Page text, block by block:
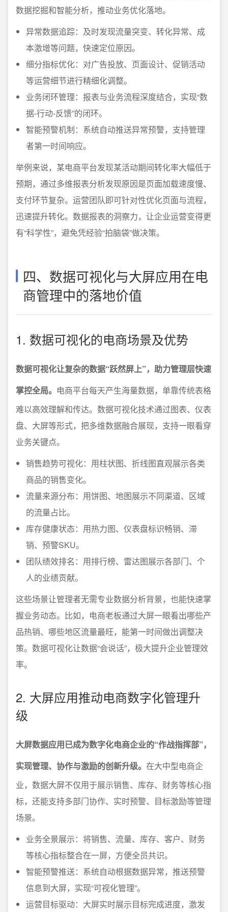
数据挖掘和智能分析，推动业务优化落地。
异常数据追踪：及时发现流量突变、转化异常、成
本激增等问题，快速定位原因。
细分指标优化：对广告投放、页面设计、促销活动
等运营细节进行精细化调整。
业务闭环管理：报表与业务流程深度结合，实现“数
据-行动-反馈”的闭环。
智能预警机制：系统自动推送异常预警，支持管理
者第一时间响应。
举例来说，某电商平台发现某活动期间转化率大幅低于
预期，通过多维报表分析发现原因是页面加载速度慢、
支付环节复杂。运营团队即可针对性优化页面与流程，
迅速提升转化。数据报表的洞察力，让企业运营变得更
有“科学性”，避免凭经验“拍脑袋”做决策。
四、数据可视化与大屏应用在电
商管理中的落地价值
1. 数据可视化的电商场景及优势
数据可视化让复杂的数据“跃然屏上”，助力管理层快速
掌控全局。 电商平台每天产生海量数据，单靠传统表格
难以高效理解和传达。数据可视化技术通过图表、仪表
盘、大屏等形式，把多维数据融合展现，支持一眼看穿
业务关键点。
销售趋势可视化：用柱状图、折线图直观展示各类
商品的销售变化。
流量来源分布：用饼图、地图展示不同渠道、区域
的流量占比。
库存健康状态：用热力图、仪表盘标识畅销、滞
销、预警SKU。
团队绩效排名：用排行榜、雷达图展示各部门、个
人的业绩贡献。
这些场景让管理者无需专业数据分析背景，也能快速掌
握业务动态。比如，电商老板通过大屏一眼看出哪些产
品热销、哪些地区流量最旺，能第一时间做出调整决
策。数据可视化让数据“会说话”，极大提升企业管理效
率。
2. 大屏应用推动电商数字化管理升
级
大屏数据应用已成为数字化电商企业的“作战指挥部”，
实现管理、协作与激励的创新升级。 在大中型电商企
业，数据大屏不仅用于展示销售、库存、财务等核心指
标，还能支持多部门协作、实时预警、目标激励等管理
场景。
业务全景展示：将销售、流量、库存、客户、财务
等核心指标整合在一屏，方便全员共识。
智能预警推送：系统自动根据数据异常，推送预警
信息到大屏，实现“可视化管理”。
运营目标驱动：大屏实时展示目标完成进度，激发